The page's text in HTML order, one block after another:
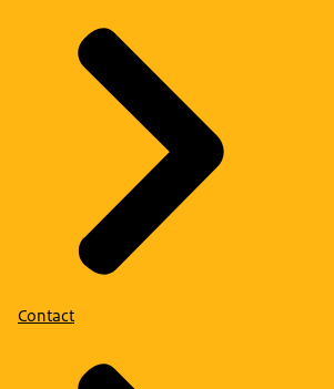
Contact